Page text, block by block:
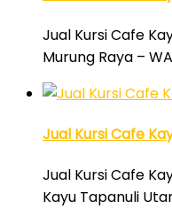
Jual Kursi Cafe
Murung Raya –
Jual Kursi Cafe
Jual Kursi Cafe
Kayu Tapanuli